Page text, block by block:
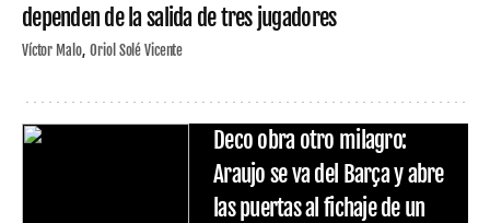
dependen de la salida de tres jugadores
Víctor Malo Oriol Solé Vicente
Deco obra otro milagro:
Araujo se va del Barça y abre
las puertas al fichaje de un